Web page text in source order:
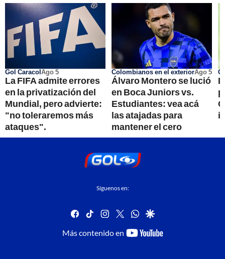
Gol CaracolAgo 5
La FIFA admite errores
en la privatización del
Mundial, pero advierte:
"no toleraremos más
ataques".
Colombianos en el exteriorAgo 5
Álvaro Montero se lució
en Boca Juniors vs.
Estudiantes: vea acá
las atajadas para
mantener el cero
Síguenos en:
facebook
tiktok instagram
twitterwhatsapp
google
Más contenido en
youtube-